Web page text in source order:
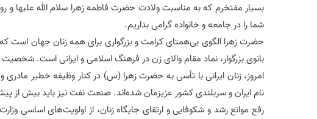
بسیار مفتخرم که به مناسبت ولادت حضرت فاطمه زهرا سلام الله علیها و
شما را در جامعه و خانواده گرامی بداریم.
حضرت زهرا الگوی بی‌همتای کرامت و بزرگواری برای همه زنان جهان است
بانوی بزرگوار، نماد مقام والای زن در فرهنگ اسلامی و ایرانی است.
امروز، زنان ایرانی با تأسی به حضرت زهرا (س) در کنار وظیفه خطیر
نام ایران و سربلندی کشور عزیزمان شده‌اند. صنعت نفت نیز باید بیش از
رفع موانع رشد و شکوفایی و ارتقای جایگاه زنان، از اولویت‌های